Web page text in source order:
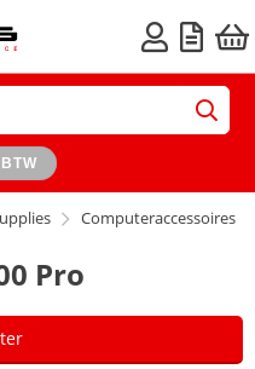
Computeraccessoires
Pro